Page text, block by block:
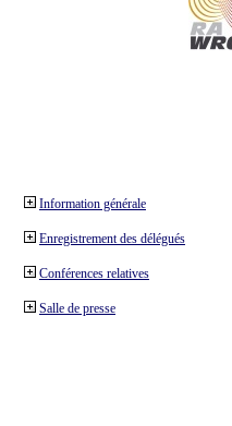
Information générale
Enregistrement des délégués
Conférences relatives
Salle de presse